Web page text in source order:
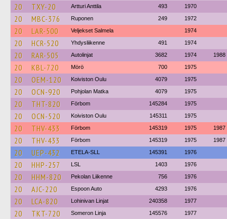
20 TXY-20 Artturi Anttila 493 1970
20 MBC-376 Ruponen 249 1972
20 LAR-500 Veljekset Salmela 1974
20 HCR-520 Yhdysliikenne 491 1974
20 RAR-505 Autolinjat 3682 1974 1988
20 KBL-720 Mörö 700 1975
20 OEM-120 Koiviston Oulu 4079 1975
20 OCN-920 Pohjolan Matka 4079 1975
20 THT-820 Förbom 145284 1975
20 OCN-520 Koiviston Oulu 145311 1975
20 THV-433 Förbom 145319 1975 1987
20 THV-433 Förbom 145319 1975 1987
20 UEP-432 ETELA-SLL 145391 1976
20 HHP-257 LSL 1403 1976
20 HHM-820 Pekolan Liikenne 756 1976
20 AJC-220 Espoon Auto 4293 1976
20 LCA-820 Lohinivan Linjat 240358 1977
20 TKT-720 Someron Linja 145576 1977